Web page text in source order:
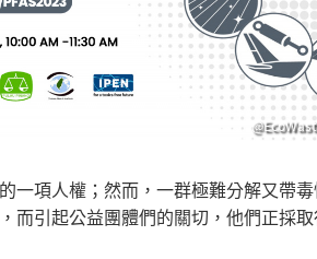
一項人權；然而，一群極難分解又帶
而引起公益團體們的關切，他們正採